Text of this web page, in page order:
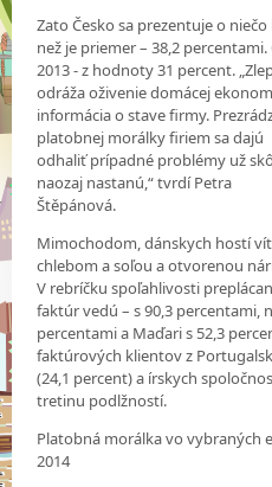
Zato Česko sa prezentuje o
než je priemer – 38,2
2013 - z hodnoty 31 percent.
odráža oživenie domácej
informácia o stave firmy.
platobnej morálky firiem sadajú
odhaliť prípadné problémy už
naozaj nastanú,“ tvrdí Petra
Štěpánová.
Mimochodom, dánskych hostí
chlebom a soľou a otvorenou
V rebríčku spoľahlivosti
faktúr vedú – s 90,3 percentami,
percentami a Maďari s 52,3
faktúrových klientov z
(24,1 percent) a írskych
tretinu podlžností.
Platobná morálka vo vybraných
2014